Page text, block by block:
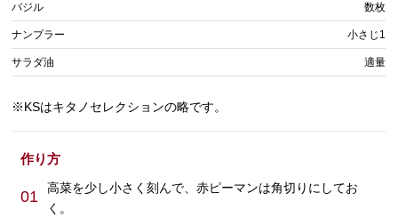
バジル 数枚
ナンプラー 小さじ1
サラダ油 適量
※KSはキタノセレクションの略です。
作り方
01
高菜を少し小さく刻んで、赤ピーマンは角切りにしてお
く。